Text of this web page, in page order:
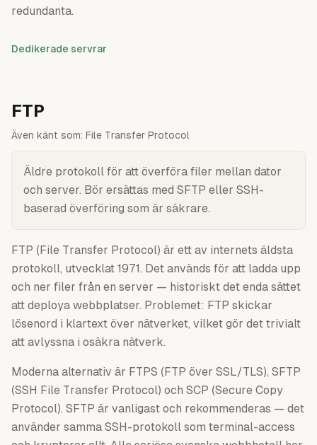
redundanta.
Dedikerade servrar
FTP
Även känt som: File Transfer Protocol
Äldre protokoll för att överföra filer mellan dator
och server. Bör ersättas med SFTP eller SSH-
baserad överföring som är säkrare.
FTP (File Transfer Protocol) är ett av internets äldsta
protokoll, utvecklat 1971. Det används för att ladda upp
och ner filer från en server — historiskt det enda sättet
att deploya webbplatser. Problemet: FTP skickar
lösenord i klartext över nätverket, vilket gör det trivialt
att avlyssna i osäkra nätverk.
Moderna alternativ är FTPS (FTP över SSL/TLS), SFTP
(SSH File Transfer Protocol) och SCP (Secure Copy
Protocol). SFTP är vanligast och rekommenderas — det
använder samma SSH-protokoll som terminal-access